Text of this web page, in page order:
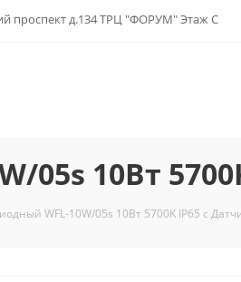
проспект д.134 ТРЦ "ФОРУМ" Этаж С
05s 10Вт
WFL-10W/05s 10Вт 5700K IP65 с